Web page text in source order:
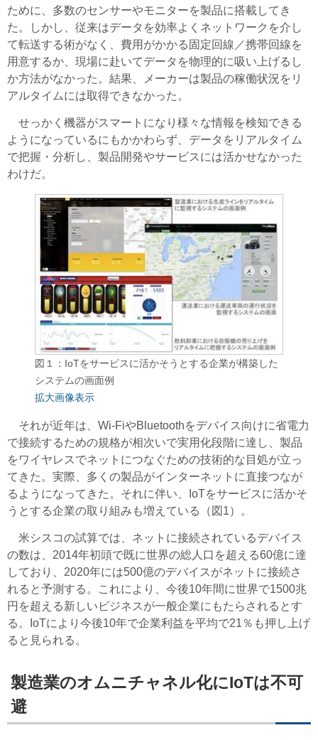
ために、多数のセンサーやモニターを製品に搭載してき
た。しかし、従来はデータを効率よくネットワークを介し
て転送する術がなく、費用がかかる固定回線／携帯回線を
用意するか、現場に赴いてデータを物理的に吸い上げるし
か方法がなかった。結果、メーカーは製品の稼働状況をリ
アルタイムには取得できなかった。
せっかく機器がスマートになり様々な情報を検知できる
ようになっているにもかかわらず、データをリアルタイム
で把握・分析し、製品開発やサービスには活かせなかった
わけだ。
図１：IoTをサービスに活かそうとする企業が構築した
システムの画面例
拡大画像表示
それが近年は、Wi-FiやBluetoothをデバイス向けに省電力
で接続するための規格が相次いで実用化段階に達し、製品
をワイヤレスでネットにつなぐための技術的な目処が立っ
てきた。実際、多くの製品がインターネットに直接つなが
るようになってきた。それに伴い、IoTをサービスに活かそ
うとする企業の取り組みも増えている（図1）。
米シスコの試算では、ネットに接続されているデバイス
の数は、2014年初頭で既に世界の総人口を超える60億に達
しており、2020年には500億のデバイスがネットに接続さ
れると予測する。これにより、今後10年間に世界で1500兆
円を超える新しいビジネスが一般企業にもたらされるとす
る。IoTにより今後10年で企業利益を平均で21％も押し上げ
ると見られる。
製造業のオムニチャネル化にIoTは不可
避